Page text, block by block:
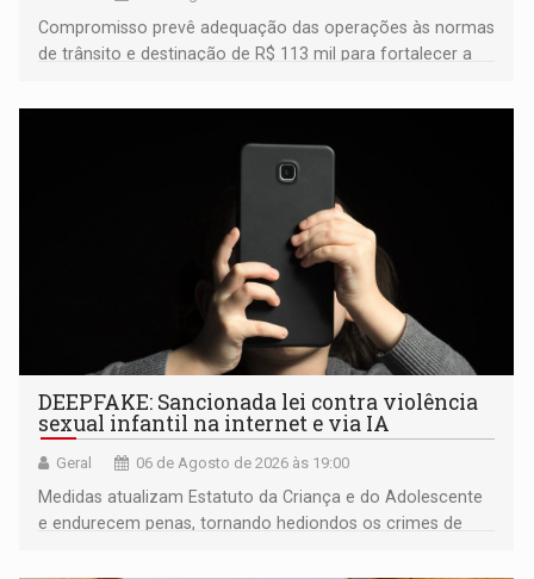
Compromisso prevê adequação das operações às normas
de trânsito e destinação de R$ 113 mil para fortalecer a
DEEPFAKE: Sancionada lei contra violência
sexual infantil na internet e via IA
Geral 06 de Agosto de 2026 às 19:00
Medidas atualizam Estatuto da Criança e do Adolescente
e endurecem penas, tornando hediondos os crimes de